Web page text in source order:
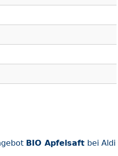
BIO Apfelsaft bei Aldi